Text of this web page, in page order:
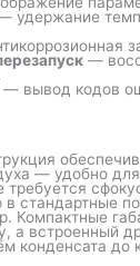
удержание
—
— вывод кодов
— удобно
требуется
в стандартные
Компактные
а встроенный
конденсата до